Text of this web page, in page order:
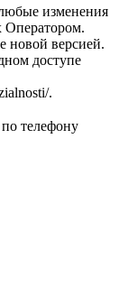
изменения
Оператором.
новой версией.
доступе
.
телефону